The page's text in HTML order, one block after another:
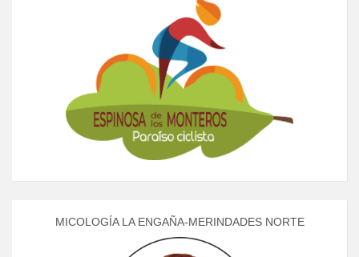
MICOLOGÍA LA ENGAÑA-MERINDADES NORTE